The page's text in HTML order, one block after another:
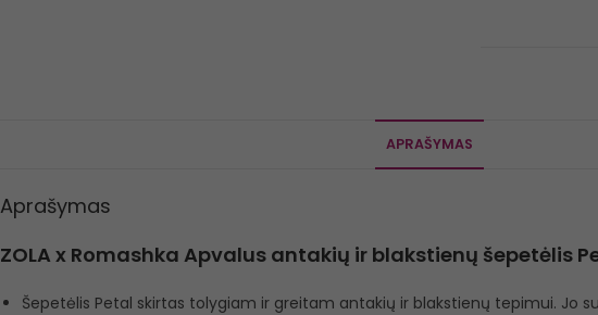
APRAŠYMAS
Aprašymas
ZOLA x Romashka Apvalus antakių ir blakstienų šepetėlis
Šepetėlis Petal skirtas tolygiam ir greitam antakių ir blakstienų tepimui. Jo